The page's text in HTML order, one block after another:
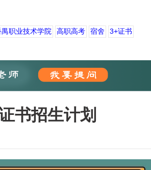
禺职业技术学院 高职高考 宿舍
3+证书
书招生计划